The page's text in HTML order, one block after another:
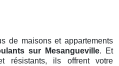
de maisons et appartements
sur Mesangueville. Et
résistants, ils offrent votre